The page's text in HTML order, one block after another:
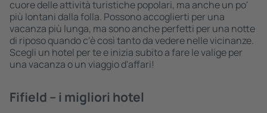
cuore delle attività turistiche popolari, ma anche un po'
più lontani dalla folla. Possono accoglierti per una
vacanza più lunga, ma sono anche perfetti per una notte
di riposo quando c'è così tanto da vedere nelle vicinanze.
Scegli un hotel per te e inizia subito a fare le valige per
una vacanza o un viaggio d'affari!
Fifield – i migliori hotel